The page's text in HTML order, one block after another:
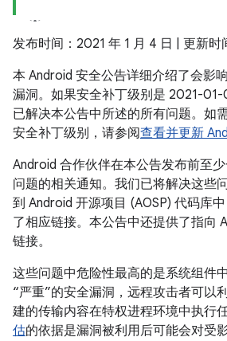
发布时间：2021 年 1 月 4 日 | 更新时
本 Android 安全公告详细介绍了会影
漏洞。如果安全补丁级别是 2021-
已解决本公告中所述的所有问题。如
安全补丁级别，请参阅查看并更新
Android 合作伙伴在本公告发布前至
问题的相关通知。我们已将解决这些
到 Android 开源项目 (AOSP) 代码库
了相应链接。本公告中还提供了指向
链接。
这些问题中危险性最高的是系统组件
“严重”的安全漏洞，远程攻击者可以
建的传输内容在特权进程环境中执行任
估的依据是漏洞被利用后可能会对受